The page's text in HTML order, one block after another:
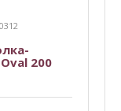
200